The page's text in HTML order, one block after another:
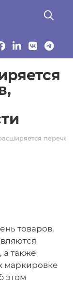
товаров,
также
маркировке
этом